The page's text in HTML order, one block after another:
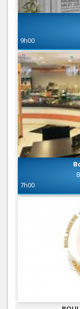
9h00
7h00